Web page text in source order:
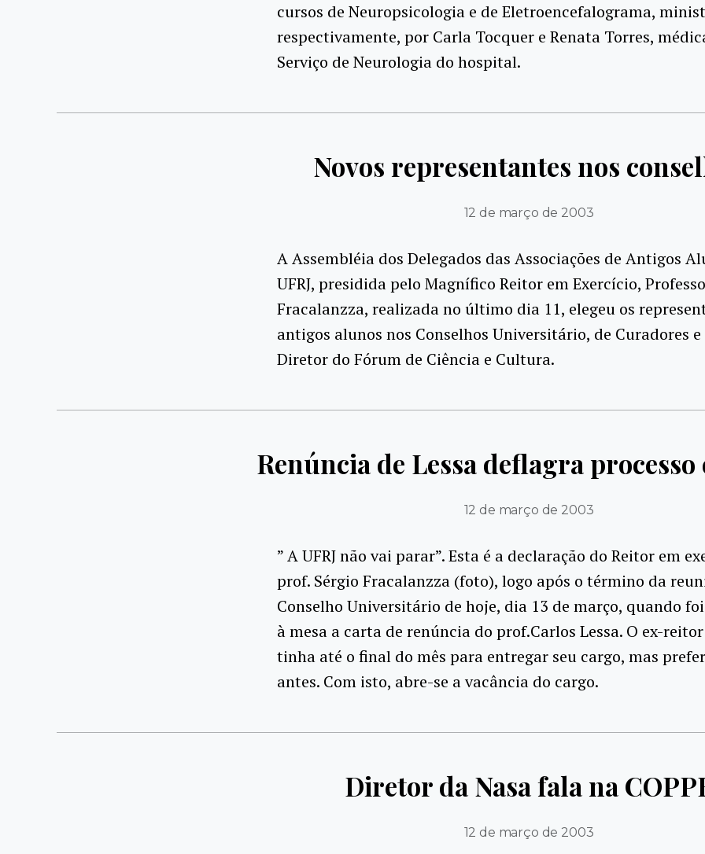
cursos de Neuropsicologia e de Eletroencefalograma,
respectivamente, por Carla Tocquer e Renata Torres,
Serviço de Neurologia do hospital.
Novos representantes nos
12 de março de 2003
A Assembléia dos Delegados das Associações de Antigos
UFRJ, presidida pelo Magnífico Reitor em Exercício,
Fracalanzza, realizada no último dia 11, elegeu os
antigos alunos nos Conselhos Universitário, de Curadores e
Diretor do Fórum de Ciência e Cultura.
Renúncia de Lessa deflagra
12 de março de 2003
” A UFRJ não vai parar”. Esta é a declaração do Reitor em
prof. Sérgio Fracalanzza (foto), logo após o término da
Conselho Universitário de hoje, dia 13 de março, quando
à mesa a carta de renúncia do prof.Carlos Lessa. O ex-reitor
tinha até o final do mês para entregar seu cargo, mas
antes. Com isto, abre-se a vacância do cargo.
Diretor da Nasa fala na
12 de março de 2003